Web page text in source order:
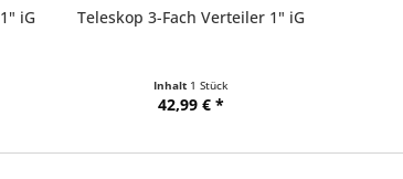
iG Teleskop 3-Fach Verteiler 1" iG
Inhalt 1 Stück
42,99 € *